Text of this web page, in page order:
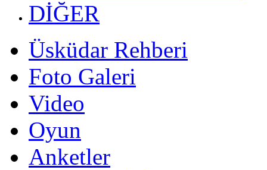
DİĞER
Üsküdar Rehberi
Foto Galeri
Video
Oyun
Anketler